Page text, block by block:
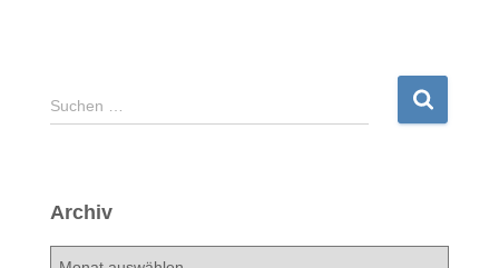
S
u
n
n
Suchen …
Archiv